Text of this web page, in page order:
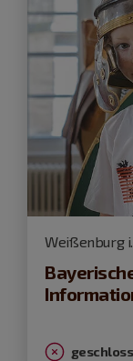
Weißenburg i.